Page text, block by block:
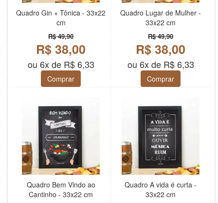
Quadro Gin + Tônica - 33x22
cm
R$ 49,90
R$ 38,00
ou 6x de R$ 6,33
Comprar
Quadro Lugar de Mulher -
33x22 cm
R$ 49,90
R$ 38,00
ou 6x de R$ 6,33
Comprar
Quadro Bem Vindo ao
Cantinho - 33x22 cm
Quadro A vida é curta -
33x22 cm